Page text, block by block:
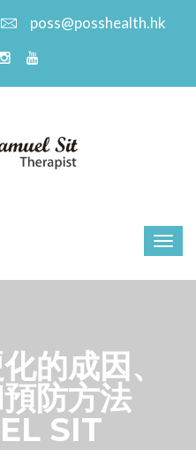
poss@posshealth.hk
的成因、
防方法
SIT